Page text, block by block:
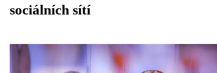
sociálních sítí